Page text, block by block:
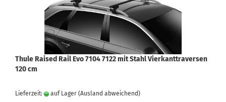
Thule Raised Rail Evo 7104 7122 mit Stahl Vierkanttraversen
120 cm
Lieferzeit: auf Lager (Ausland abweichend)